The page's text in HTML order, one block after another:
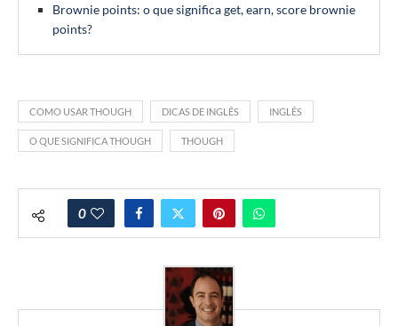
Brownie points: o que significa get, earn, score brownie
points?
COMO USAR THOUGH DICAS DE INGLÊS INGLÊS
O QUE SIGNIFICA THOUGH THOUGH
0